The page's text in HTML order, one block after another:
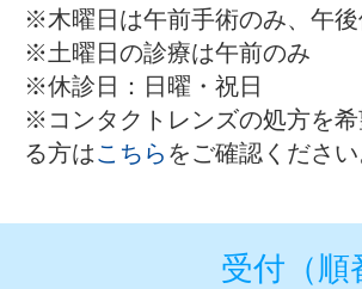
※木曜日は午前手術のみ、午後
※土曜日の診療は午前のみ
※休診日：日曜・祝日
※コンタクトレンズの処方を
る方はこちら をご確認ください
受付（順